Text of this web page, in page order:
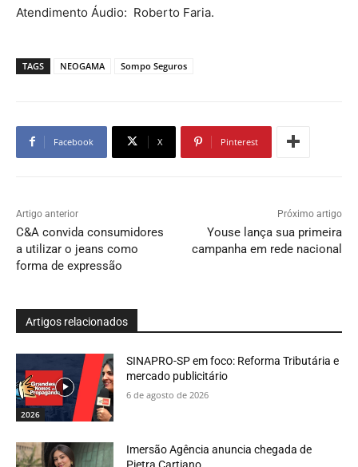
Atendimento Áudio: Roberto Faria.
TAGS NEOGAMA Sompo Seguros
Facebook X Pinterest
Artigo anterior
C&A convida consumidores
a utilizar o jeans como
forma de expressão
Próximo artigo
Youse lança sua primeira
campanha em rede nacional
Artigos relacionados
2026
SINAPRO-SP em foco: Reforma Tributária e
mercado publicitário
6 de agosto de 2026
Imersão Agência anuncia chegada de